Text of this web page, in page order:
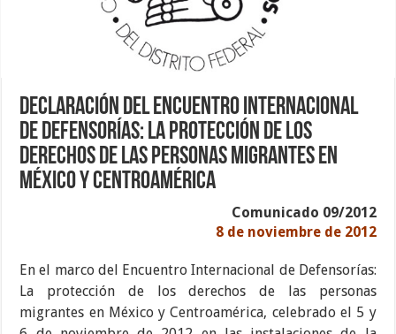
Declaración del Encuentro Internacional
de Defensorías: La Protección de los
Derechos de las Personas Migrantes en
México y Centroamérica
Comunicado 09/2012
8 de noviembre de 2012
En el marco del Encuentro Internacional de Defensorías:
La protección de los derechos de las personas
migrantes en México y Centroamérica, celebrado el 5 y